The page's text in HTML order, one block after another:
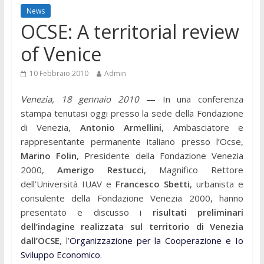
News
OCSE: A territorial review
of Venice
10 Febbraio 2010 Admin
Venezia, 18 gennaio 2010— In una conferenza
stampa tenutasi oggi presso la sede della Fondazione
di Venezia, Antonio Armellini, Ambasciatore e
rappresentante permanente italiano presso l’Ocse,
Marino Folin, Presidente della Fondazione Venezia
2000, Amerigo Restucci, Magnifico Rettore
dell’Università IUAV e Francesco Sbetti, urbanista e
consulente della Fondazione Venezia 2000, hanno
presentato e discusso i risultati preliminari
dell’indagine realizzata sul territorio di Venezia
dall’OCSE, l’Organizzazione per la Cooperazione e Io
Sviluppo Economico.